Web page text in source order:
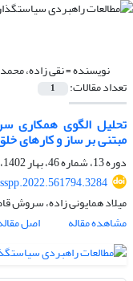
نویسنده =نقی زاده، محمد
تعداد مقالات: 1
تحلیل الگوی همکاری
مبتنی بر ساز و کارهای
دوره 13، شماره 46، بهار 1402، صفحه
میلاد همایونی زاده، سروش
مشاهده مقاله
اصل